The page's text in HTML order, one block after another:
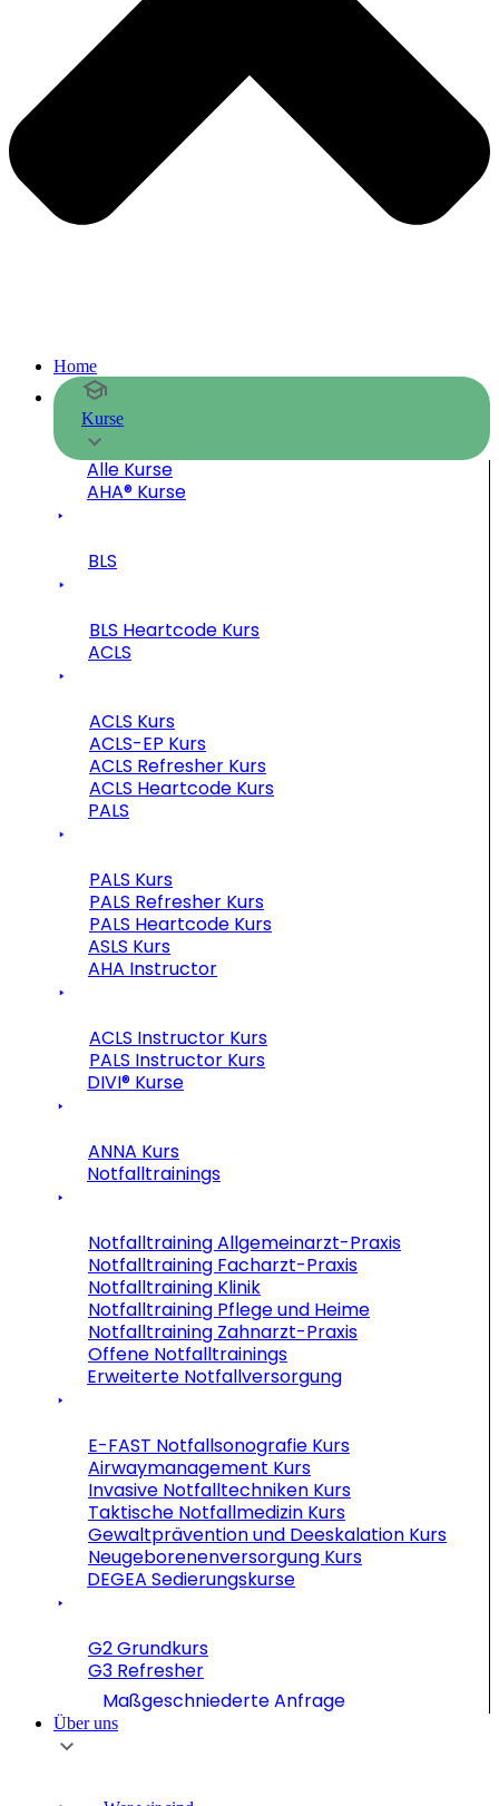
Home
Kurse
Alle Kurse
AHA® Kurse
BLS
BLS Heartcode Kurs
ACLS
ACLS Kurs
ACLS-EP Kurs
ACLS Refresher Kurs
ACLS Heartcode Kurs
PALS
PALS Kurs
PALS Refresher Kurs
PALS Heartcode Kurs
ASLS Kurs
AHA Instructor
ACLS Instructor Kurs
PALS Instructor Kurs
DIVI® Kurse
ANNA Kurs
Notfalltrainings
Notfalltraining Allgemeinarzt-Praxis
Notfalltraining Facharzt-Praxis
Notfalltraining Klinik
Notfalltraining Pflege und Heime
Notfalltraining Zahnarzt-Praxis
Offene Notfalltrainings
Erweiterte Notfallversorgung
E-FAST Notfallsonografie Kurs
Airwaymanagement Kurs
Invasive Notfalltechniken Kurs
Taktische Notfallmedizin Kurs
Gewaltprävention und Deeskalation Kurs
Neugeborenenversorgung Kurs
DEGEA Sedierungskurse
G2 Grundkurs
G3 Refresher
Maßgeschniederte Anfrage
Über uns